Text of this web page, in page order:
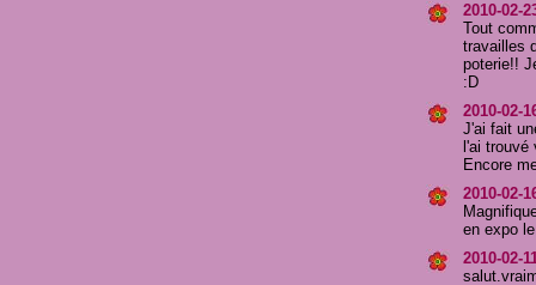
2010-02-
Tout
travailles
poterie!!
:D
2010-02-
J'ai fait
l'ai
Encore
2010-02-
en expo
2010-02-